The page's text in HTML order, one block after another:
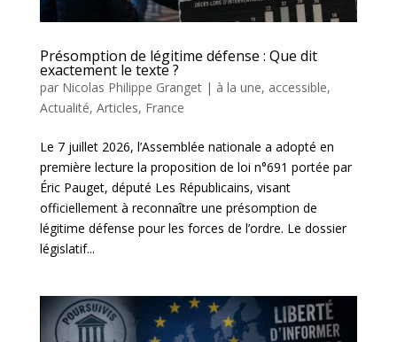
Présomption de légitime défense : Que dit
exactement le texte ?
par Nicolas Philippe Granget| à la une, accessible,
Actualité, Articles, France
Le 7 juillet 2026, l’Assemblée nationale a adopté en
première lecture la proposition de loi n°691 portée par
Éric Pauget, député Les Républicains, visant
officiellement à reconnaître une présomption de
légitime défense pour les forces de l’ordre. Le dossier
législatif...